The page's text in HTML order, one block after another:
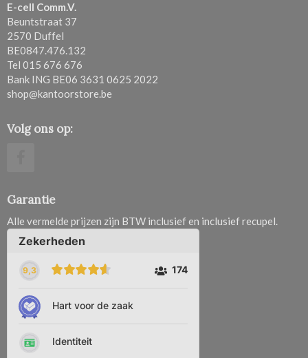
Volg ons op:
E-cell Comm.V.
Beuntstraat 37
2570 Duffel
BE0847.476.132
Tel 015 676 676
Bank ING BE06 3631 0625 2022
shop@kantoorstore.be
Garantie
Alle vermelde prijzen zijn BTW inclusief en inclusief recupel.